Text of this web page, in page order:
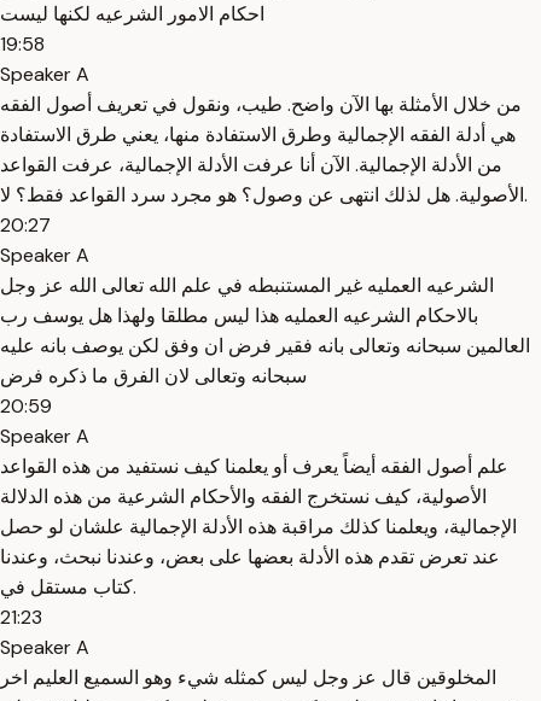
احكام الامور الشرعيه لكنها ليست
19:58
Speaker A
من خلال الأمثلة بها الآن واضح. طيب، ونقول في تعريف أصول الفقه
هي أدلة الفقه الإجمالية وطرق الاستفادة منها، يعني طرق الاستفادة
من الأدلة الإجمالية. الآن أنا عرفت الأدلة الإجمالية، عرفت القواعد
الأصولية. هل لذلك انتهى عن وصول؟ هو مجرد سرد القواعد فقط؟ لا.
20:27
Speaker A
الشرعيه العمليه غير المستنبطه في علم الله تعالى الله عز وجل
بالاحكام الشرعيه العمليه هذا ليس مطلقا ولهذا هل يوسف رب
العالمين سبحانه وتعالى بانه فقير فرض ان وفق لكن يوصف بانه عليه
سبحانه وتعالى لان الفرق ما ذكره فرض
20:59
Speaker A
علم أصول الفقه أيضاً يعرف أو يعلمنا كيف نستفيد من هذه القواعد
الأصولية، كيف نستخرج الفقه والأحكام الشرعية من هذه الدلالة
الإجمالية، ويعلمنا كذلك مراقبة هذه الأدلة الإجمالية علشان لو حصل
عند تعرض تقدم هذه الأدلة بعضها على بعض، وعندنا نبحث، وعندنا
كتاب مستقل في.
21:23
Speaker A
المخلوقين قال عز وجل ليس كمثله شيء وهو السميع العليم اخر